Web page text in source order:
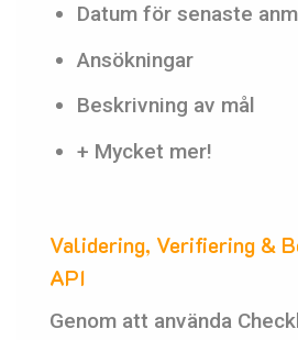
Datum för senaste
Ansökningar
Beskrivning av mål
+ Mycket mer!
Validering, Verifiering &
API
Genom att använda